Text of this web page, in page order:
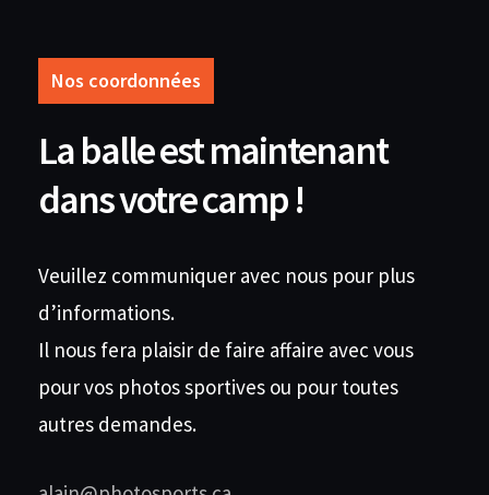
Nos coordonnées
La balle est maintenant
dans votre camp !
Veuillez communiquer avec nous pour plus
d’informations.
Il nous fera plaisir de faire affaire avec vous
pour vos photos sportives ou pour toutes
autres demandes.